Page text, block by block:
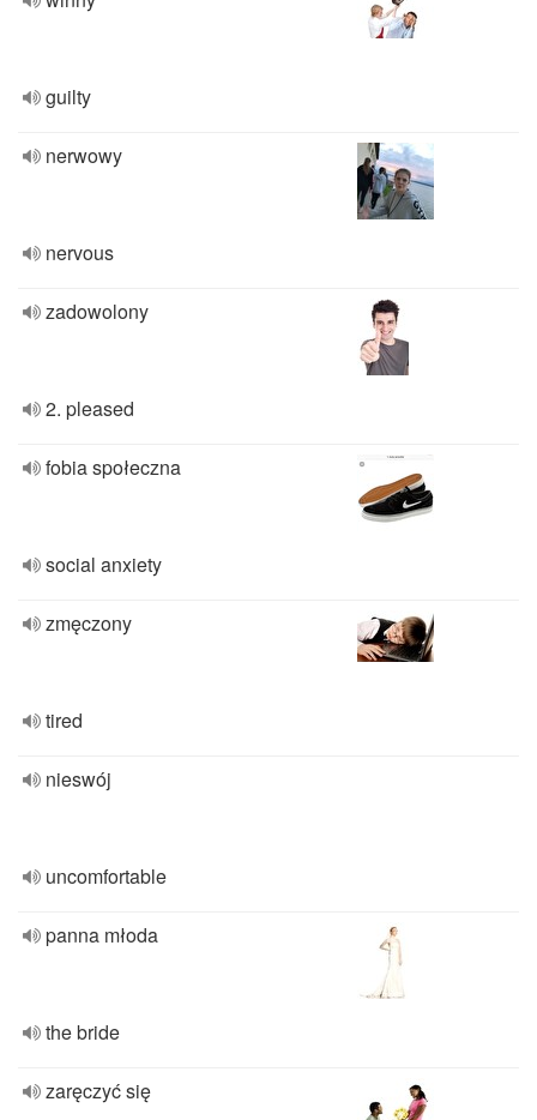
guilty
nerwowy
nervous
zadowolony
2. pleased
fobia społeczna
social anxiety
zmęczony
tired
nieswój
uncomfortable
panna młoda
the bride
zaręczyć się